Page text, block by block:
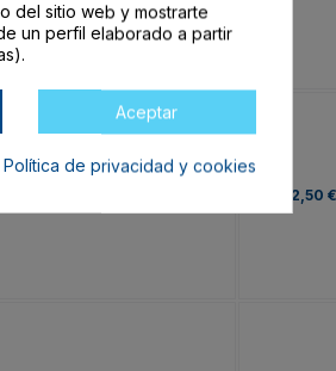
2,50 €
del sitio web y mostrarte
un perfil elaborado a partir
Aceptar
Política de privacidad y cookies